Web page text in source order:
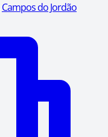
Campos do Jordão